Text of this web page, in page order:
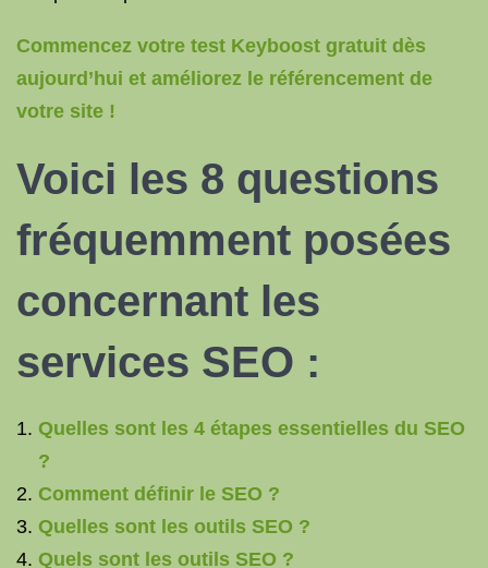
Commencez votre test Keyboost gratuit dès
aujourd’hui et améliorez le référencement de
votre site !
Voici les 8 questions
fréquemment posées
concernant les
services SEO :
Quelles sont les 4 étapes essentielles du SEO
?
Comment définir le SEO ?
Quelles sont les outils SEO ?
Quels sont les outils SEO ?